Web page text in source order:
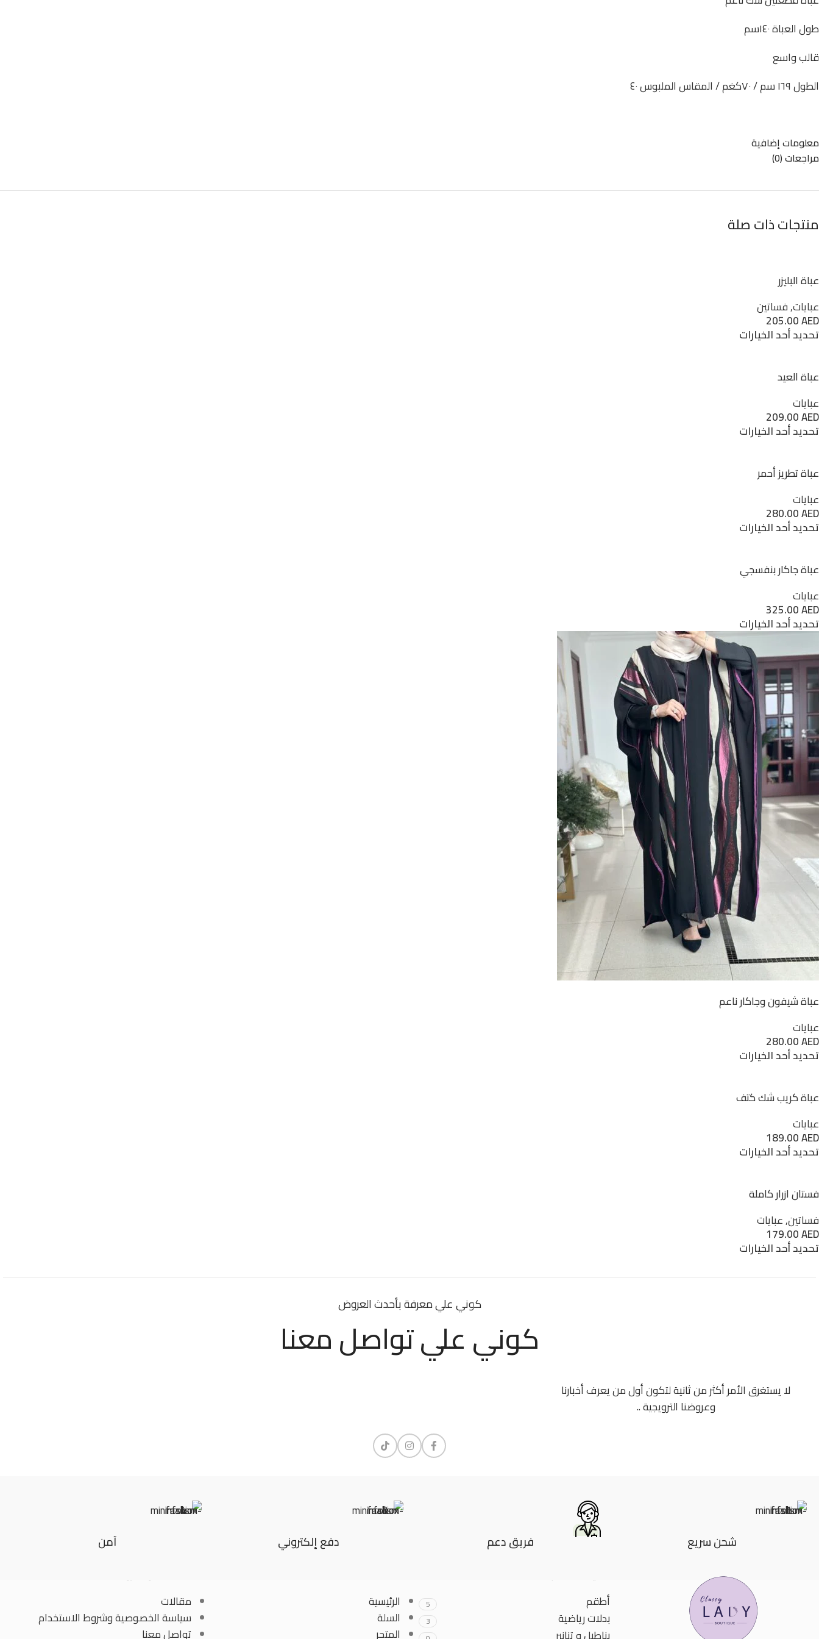
طول العباة ١٤٠سم
قالب واسع
الطول ١٦٩ سم / ٧٠كغم / المقاس الملبوس ٤٠
معلومات إضافية
مراجعات (0)
منتجات ذات صلة
عباة البليزر
عبايات,فساتين
205.00AED
تحديد أحد الخيارات
عباة العيد
عبايات
209.00AED
تحديد أحد الخيارات
عباة تطريز أحمر
عبايات
280.00AED
تحديد أحد الخيارات
عباة جاكار بنفسجي
عبايات
325.00AED
تحديد أحد الخيارات
عباة شيفون وجاكار ناعم
عبايات
280.00AED
تحديد أحد الخيارات
عباة كريب شك كتف
عبايات
189.00AED
تحديد أحد الخيارات
فستان ازرار كاملة
فساتين,عبايات
179.00AED
تحديد أحد الخيارات
كوني علي معرفة بأحدث العروض
كوني علي تواصل معنا
لا يستغرق الأمر أكثر من ثانية لتكون أول من يعرف أخبارنا
وعروضنا الترويجية ..
شحن سريع فريق دعم دفع إلكتروني آمن
أطقم 5
بدلات رياضية 3
الرئيسية
السلة
المتجر
مقالات
سياسة الخصوصية وشروط الاستخدام
تواصل معنا